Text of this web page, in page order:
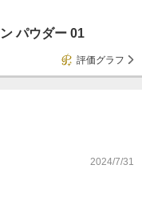
パウダー 01
評価グラフ
2024/7/31